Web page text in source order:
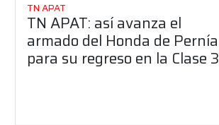
TN APAT
TN APAT: así avanza el
armado del Honda de Pernía
para su regreso en la Clase 3